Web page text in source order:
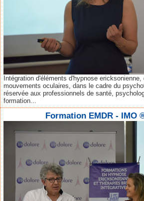
Intégration d'éléments d'hypnose
mouvements oculaires, dans le cadre du
réservée aux professionnels de santé,
formation...
Formation EMDR - IMO